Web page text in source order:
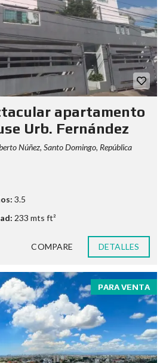
apartamento
Urb. Fernández
Núñez, Santo Domingo, República
3.5
233 mts ft²
COMPARE DETALLES
PARA VENTA